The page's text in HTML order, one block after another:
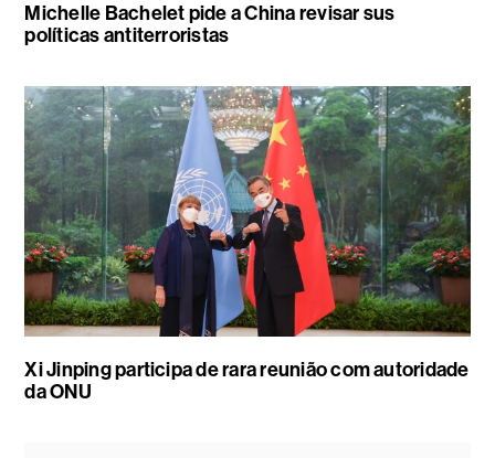
Michelle Bachelet pide a China revisar sus
políticas antiterroristas
Xi Jinping participa de rara reunião com autoridade
da ONU